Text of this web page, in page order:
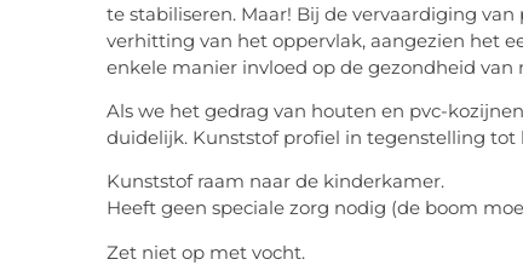
te stabiliseren. Maar! Bij de vervaardiging
verhitting van het oppervlak, aangezien het
enkele manier invloed op de gezondheid van
Als we het gedrag van houten en pvc-
duidelijk. Kunststof profiel in tegenstelling tot
Kunststof raam naar de kinderkamer.
Heeft geen speciale zorg nodig (de boom
Zet niet op met vocht.